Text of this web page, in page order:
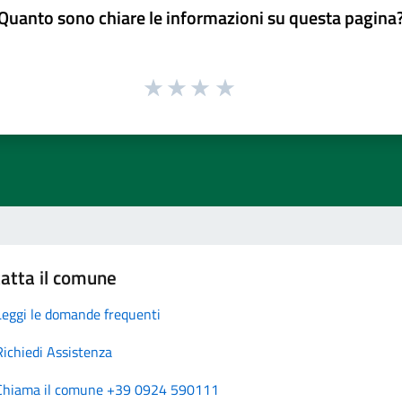
sono chiare le informazioni su questa
il comune
le domande frequenti
Assistenza
il comune +39 0924 590111